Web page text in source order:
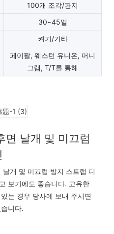
100개 조각/판지
30~45일
켜기/기타
페이팔, 웨스턴 유니온, 머니
그램, T/T를 통해
면 날개 및 미끄럼
개 및 미끄럼 방지 스트랩 디
보기에도 좋습니다. 고유한
는 경우 당사에 보내 주시면
니다.